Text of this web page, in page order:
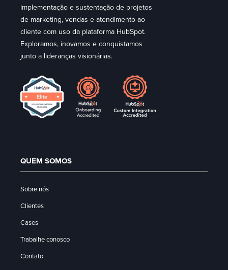
implementação e sustentação de projetos
de marketing, vendas e atendimento ao
cliente com uso da plataforma HubSpot.
Exploramos, inovamos e conquistamos
junto a lideranças visionárias.
QUEM SOMOS
Sobre nós
Clientes
Cases
Trabalhe conosco
Contato